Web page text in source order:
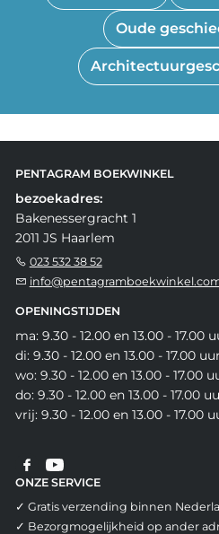
Oude
PENTAGRAM BOEKWINKEL
bezoekadres:
Bakenessergracht 1
2011 JS Haarlem
023 532 38 52
OPENINGSTIJDEN
ma: 9.30 - 12.00 en 13.00 - 17.00
di: 9.30 - 12.00 en 13.00 - 17.00 uur
wo: 9.30 - 12.00 en 13.00 - 17.00
do: 9.30 - 12.00 en 13.00 - 17.00
vrij: 9.30 - 12.00 en 13.00 - 17.00
ONZE SERVICE
✓ Gratis verzending binnen
✓ Bezorgmogelijkheid op ander